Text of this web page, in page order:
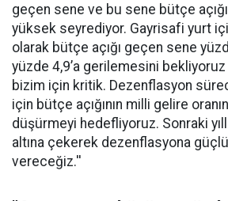
geçen sene ve bu sene bütçe
yüksek seyrediyor. Gayrisafi yurt içi
olarak bütçe açığı geçen sene
yüzde 4,9’a gerilemesini
bizim için kritik. Dezenflasyon
için bütçe açığının milli gelire
düşürmeyi hedefliyoruz. Sonraki
altına çekerek dezenflasyona
vereceğiz.''